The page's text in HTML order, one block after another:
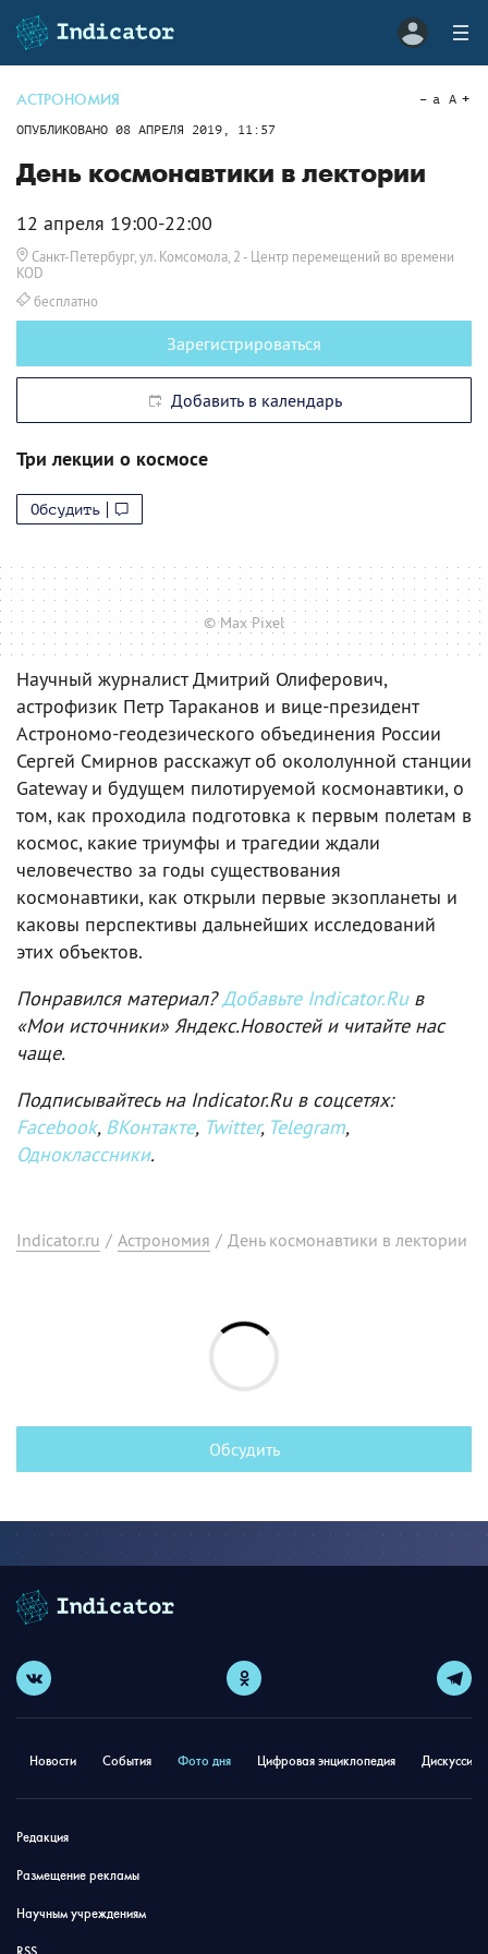
АСТРОНОМИЯ
ОПУБЛИКОВАНО 08 АПРЕЛЯ 2019, 11:57
a A
День космонавтики в лектории
12 апреля 19:00-22:00
Санкт-Петербург, ул. Комсомола, 2 - Центр перемещений во времени
KOD
бесплатно
Зарегистрироваться
Добавить в календарь
Три лекции о космосе
Обсудить
© Max Pixel
Научный журналист Дмитрий Олиферович,
астрофизик Петр Тараканов и вице-президент
Астрономо-геодезического объединения России
Сергей Смирнов расскажут об окололунной станции
Gateway и будущем пилотируемой космонавтики, о
том, как проходила подготовка к первым полетам в
космос, какие триумфы и трагедии ждали
человечество за годы существования
космонавтики, как открыли первые экзопланеты и
каковы перспективы дальнейших исследований
этих объектов.
Понравился материал?Добавьте Indicator.Ruв
«Мои источники» Яндекс.Новостей и читайте нас
чаще.
Подписывайтесь на Indicator.Ru в соцсетях:
Facebook, ВКонтакте, Twitter, Telegram,
Одноклассники.
Indicator.ru / Астрономия / День космонавтики в лектории
Обсудить
Новости События Фото дня Цифровая энциклопедия
Редакция
Размещение рекламы
Научным учреждениям